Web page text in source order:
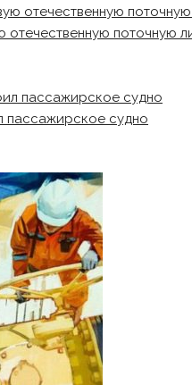
отечественную поточную
пассажирское судно